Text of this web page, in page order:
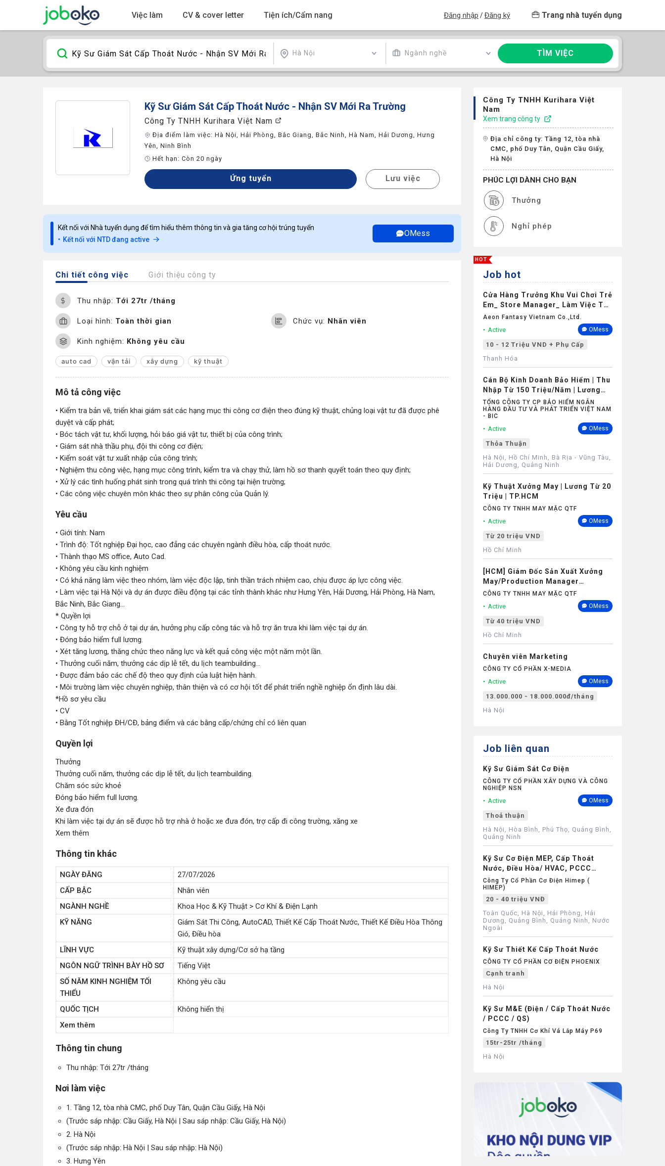
Việc làm CV & cover letter Tiện ích/Cẩm nang Đăng nhập /Đăng ký Trang nhà tuyển dụng
Hà Nội Ngành nghề TÌM VIỆC
Kỹ Sư Giám Sát Cấp Thoát Nước - Nhận SV Mới Ra Trường
Công Ty TNHH Kurihara Việt Nam
Địa điểm làm việc: Hà Nội, Hải Phòng, Bắc Giang, Bắc Ninh, Hà Nam, Hải Dương, Hưng
Yên, Ninh Bình
Hết hạn: Còn 20 ngày
Ứng tuyển Lưu việc
Kết nối với Nhà tuyển dụng để tìm hiểu thêm thông tin và gia tăng cơ hội trúng tuyển
Kết nối với NTD đang active
OMess
Chi tiết công việc Giới thiệu công ty
Thu nhập: Tới 27tr /tháng
Loại hình: Toàn thời gian Chức vụ: Nhân viên
Kinh nghiệm: Không yêu cầu
auto cad vận tải xây dựng kỹ thuật
Mô tả công việc
• Kiểm tra bản vẽ, triển khai giám sát các hạng mục thi công cơ điện theo đúng kỹ thuật, chủng loại vật tư đã được phê
duyệt và cấp phát;
• Bóc tách vật tư, khối lượng, hỏi báo giá vật tư, thiết bị của công trình;
• Giám sát nhà thầu phụ, đội thi công cơ điện;
• Kiểm soát vật tư xuất nhập của công trình;
• Nghiệm thu công việc, hạng mục công trình, kiểm tra và chạy thử, làm hồ sơ thanh quyết toán theo quy định;
• Xử lý các tình huống phát sinh trong quá trình thi công tại hiện trường;
• Các công việc chuyên môn khác theo sự phân công của Quản lý.
Yêu cầu
• Giới tính: Nam
• Trình độ: Tốt nghiệp Đại học, cao đẳng các chuyên ngành điều hòa, cấp thoát nước.
• Thành thạo MS office, Auto Cad.
• Không yêu cầu kinh nghiệm
• Có khả năng làm việc theo nhóm, làm việc độc lập, tinh thần trách nhiệm cao, chịu được áp lực công việc.
• Làm việc tại Hà Nội và dự án được điều động tại các tỉnh thành khác như Hưng Yên, Hải Dương, Hải Phòng, Hà Nam,
Bắc Ninh, Bắc Giang...
* Quyền lợi
• Công ty hỗ trợ chỗ ở tại dự án, hưởng phụ cấp công tác và hỗ trợ ăn trưa khi làm việc tại dự án.
• Đóng bảo hiểm full lương.
• Xét tăng lương, thăng chức theo năng lực và kết quả công việc một năm một lần.
• Thưởng cuối năm, thưởng các dịp lễ tết, du lịch teambuilding...
• Được đảm bảo các chế độ theo quy định của luật hiện hành.
• Môi trường làm việc chuyên nghiệp, thân thiện và có cơ hội tốt để phát triển nghề nghiệp ổn định lâu dài.
*Hồ sơ yêu cầu
• CV
• Bằng Tốt nghiệp ĐH/CĐ, bảng điểm và các bằng cấp/chứng chỉ có liên quan
Quyền lợi
Thưởng
Thưởng cuối năm, thưởng các dịp lễ tết, du lịch teambuilding.
Chăm sóc sức khoẻ
Đóng bảo hiểm full lương.
Xe đưa đón
Khi làm việc tại dự án sẽ được hỗ trợ nhà ở hoặc xe đưa đón, trợ cấp đi công trường, xăng xe
Xem thêm
Thông tin khác
NGÀY ĐĂNG
27/07/2026
CẤP BẬC
Nhân viên
NGÀNH NGHỀ
Khoa Học & Kỹ Thuật > Cơ Khí & Điện Lạnh
KỸ NĂNG
Giám Sát Thi Công, AutoCAD, Thiết Kế Cấp Thoát Nước, Thiết Kế Điều Hòa Thông
Gió, Điều hòa
LĨNH VỰC
Kỹ thuật xây dựng/Cơ sở hạ tầng
NGÔN NGỮ TRÌNH BÀY HỒ SƠ
Tiếng Việt
SỐ NĂM KINH NGHIỆM TỐI
THIỂU
Không yêu cầu
QUỐC TỊCH
Không hiển thị
Xem thêm
Thông tin chung
Thu nhập: Tới 27tr /tháng
Nơi làm việc
1. Tầng 12, tòa nhà CMC, phố Duy Tân, Quận Cầu Giấy, Hà Nội
(Trước sáp nhập: Cầu Giấy, Hà Nội | Sau sáp nhập: Cầu Giấy, Hà Nội)
2. Hà Nội
(Trước sáp nhập: Hà Nội | Sau sáp nhập: Hà Nội)
3. Hưng Yên
Công Ty TNHH Kurihara Việt
Nam
Xem trang công ty
Địa chỉ công ty: Tầng 12, tòa nhà
CMC, phố Duy Tân, Quận Cầu Giấy,
Hà Nội
PHÚC LỢI DÀNH CHO BẠN
Thưởng
Nghỉ phép
HOT
Job hot
Cửa Hàng Trưởng Khu Vui Chơi Trẻ
Em_ Store Manager_ Làm Việc Tại
Aeon Mall Thanh Hóa
Aeon Fantasy Vietnam Co.,ltd.
Active OMess
10 - 12 Triệu VND + Phụ Cấp
Thanh Hóa
Cán Bộ Kinh Doanh Bảo Hiểm | Thu
Nhập Từ 150 Triệu/Năm | Lương
Cứng Không Phụ Thuộc Doanh Số
TỔNG CÔNG TY CP BẢO HIỂM NGÂN
HÀNG ĐẦU TƯ VÀ PHÁT TRIỂN VIỆT NAM
- BIC
Active OMess
Thỏa Thuận
Hà Nội, Hồ Chí Minh, Bà Rịa - Vũng Tàu,
Hải Dương, Quảng Ninh
Kỹ Thuật Xưởng May | Lương Từ 20
Triệu | TP.HCM
CÔNG TY TNHH MAY MẶC QTF
Active OMess
Từ 20 triệu VND
Hồ Chí Minh
[HCM] Giám Đốc Sản Xuất Xưởng
May/Production Manager
(Garments) - Lương 40M+
CÔNG TY TNHH MAY MẶC QTF
Active OMess
Từ 40 triệu VND
Hồ Chí Minh
Chuyên viên Marketing
CÔNG TY CỔ PHẦN X-MEDIA
Active OMess
13.000.000 - 18.000.000đ/tháng
Hà Nội
Job liên quan
Kỹ Sư Giám Sát Cơ Điện
CÔNG TY CỔ PHẦN XÂY DỰNG VÀ CÔNG
NGHIỆP NSN
Active OMess
Thoả thuận
Hà Nội, Hòa Bình, Phú Thọ, Quảng Bình,
Quảng Ninh
Kỹ Sư Cơ Điện MEP, Cấp Thoát
Nước, Điều Hòa/ HVAC, PCCC
Công Trường (Upto 40 Tr/tháng) -
Đi làm ngay
Công Ty Cổ Phần Cơ Điện Himep (
HIMEP)
20 - 40 triệu VNĐ
Toàn Quốc, Hà Nội, Hải Phòng, Hải
Dương, Quảng Bình, Quảng Ninh, Nước
Ngoài
Kỹ Sư Thiết Kế Cấp Thoát Nước
CÔNG TY CỔ PHẦN CƠ ĐIỆN PHOENIX
Cạnh tranh
Hà Nội
Kỹ Sư M&E (Điện / Cấp Thoát Nước
/ PCCC / QS)
Công Ty TNHH Cơ Khí Vá Lắp Máy P69
15tr-25tr /tháng
Hà Nội